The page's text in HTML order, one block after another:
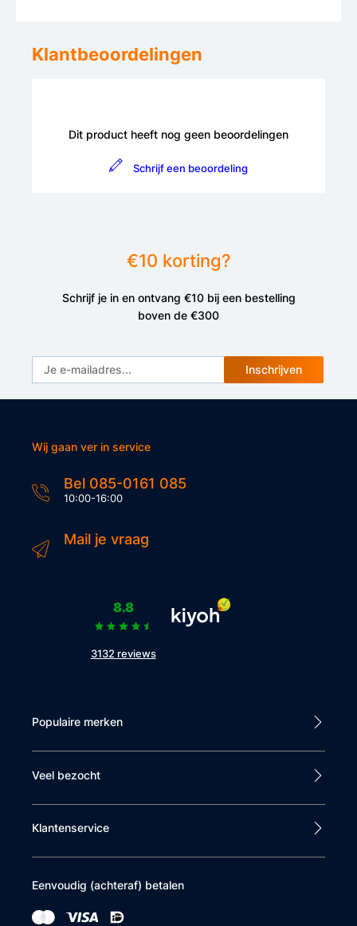
Klantbeoordelingen
Dit product heeft nog geen beoordelingen
Schrijf een beoordeling
€10 korting?
Schrijf je in en ontvang €10 bij een bestelling
boven de €300
Inschrijven
Wij gaan ver in service
Bel 085-0161 085
10:00-16:00
Mail je vraag
8.8
3132 reviews
Populaire merken
Veel bezocht
Klantenservice
Eenvoudig (achteraf) betalen